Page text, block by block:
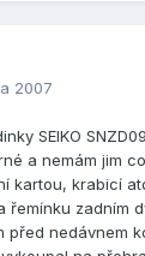
2007
SEIKO
a nemám jim
kartou, krabicí
řemínku zadním
před nedávnem